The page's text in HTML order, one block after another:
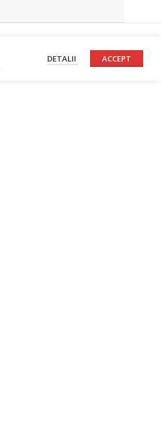
DETALII ACCEPT